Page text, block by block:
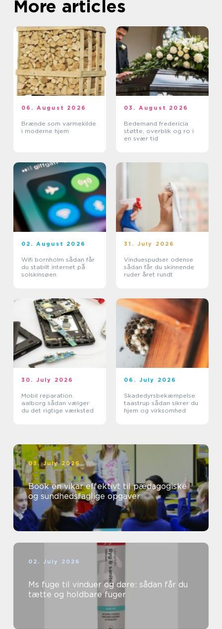
More articles
06. August 2026
Brænde som varmekilde
i moderne hjem
03. August 2026
Bedemand fredericia
støtte, overblik og ro i
en svær tid
02. August 2026
Wifi bornholm sådan får
du stabilt internet på
solskinsøen
31. July 2026
Vinduespudser odense
sådan får du skinnende
ruder året rundt
30. July 2026
Mobil reparation
aalborg sådan vælger
du det rigtige værksted
06. July 2026
Skadedyrsbekæmpelse
taastrup sådan sikrer du
hjem og virksomhed
03. July 2026
Book en vikar effektivt til pædagogiske
og sundhedsfaglige opgaver
02. July 2026
Ms fuge til vinduer og døre: sådan får du
tætte og holdbare fuger